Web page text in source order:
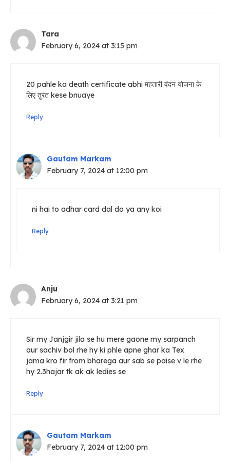
Tara
February 6, 2024 at 3:15 pm
20 pahle ka death certificate abhi महतारी वंदन योजना के
लिए तुरंत kese bnuaye
Reply
Gautam Markam
February 7, 2024 at 12:00 pm
ni hai to adhar card dal do ya any koi
Reply
Anju
February 6, 2024 at 3:21 pm
Sir my Janjgir jila se hu mere gaone my sarpanch
aur sachiv bol rhe hy ki phle apne ghar ka Tex
jama kro fir from bharega aur sab se paise v le rhe
hy 2.3hajar tk ak ak ledies se
Reply
Gautam Markam
February 7, 2024 at 12:00 pm